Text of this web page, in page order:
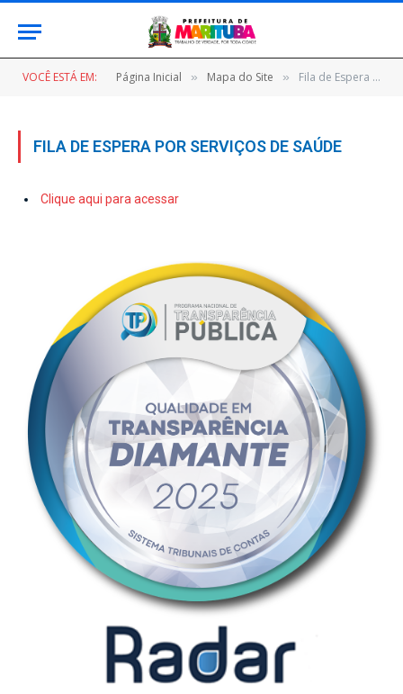
VOCÊ ESTÁ EM: Página Inicial » Mapa do Site » Fila de Espera por Serviços de Saúde
FILA DE ESPERA POR SERVIÇOS DE SAÚDE
Clique aqui para acessar